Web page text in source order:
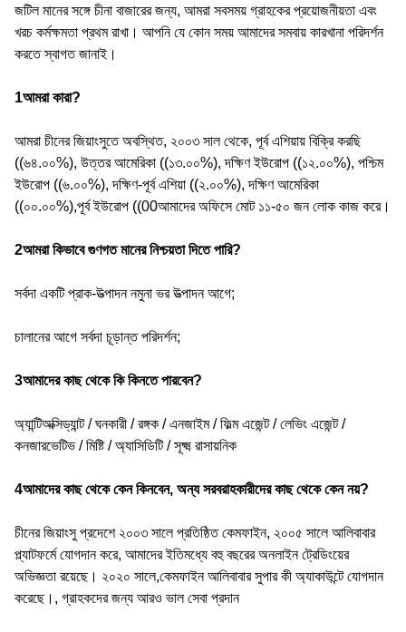
জটিল মানের সঙ্গে চীনা বাজারের জন্য, আমরা সবসময় গ্রাহকের প্রয়োজনীয়তা এবং
খরচ কর্মক্ষমতা প্রথম রাখা। আপনি যে কোন সময় আমাদের সমবায় কারখানা পরিদর্শন
করতে স্বাগত জানাই।
1আমরা কারা?
আমরা চীনের জিয়াংসুতে অবস্থিত, ২০০৩ সাল থেকে, পূর্ব এশিয়ায় বিক্রি করছি
((৬৪.০০%), উত্তর আমেরিকা ((১৩.০০%), দক্ষিণ ইউরোপ ((১২.০০%), পশ্চিম
ইউরোপ ((৬.০০%), দক্ষিণ-পূর্ব এশিয়া ((২.০০%), দক্ষিণ আমেরিকা
((০০.০০%),পূর্ব ইউরোপ ((00আমাদের অফিসে মোট ১১-৫০ জন লোক কাজ করে।
2আমরা কিভাবে গুণগত মানের নিশ্চয়তা দিতে পারি?
সর্বদা একটি প্রাক-উত্পাদন নমুনা ভর উত্পাদন আগে;
চালানের আগে সর্বদা চূড়ান্ত পরিদর্শন;
3আমাদের কাছ থেকে কি কিনতে পারবেন?
অ্যান্টিঅক্সিড্যান্ট / ঘনকারী / রঙ্গক / এনজাইম / ফিল্ম এজেন্ট / লেভিং এজেন্ট /
কনজারভেটিভ / মিষ্টি / অ্যাসিডিটি / সূক্ষ্ম রাসায়নিক
4আমাদের কাছ থেকে কেন কিনবেন, অন্য সরবরাহকারীদের কাছ থেকে কেন নয়?
চীনের জিয়াংসু প্রদেশে ২০০৩ সালে প্রতিষ্ঠিত কেমফাইন, ২০০৫ সালে আলিবাবার
প্ল্যাটফর্মে যোগদান করে, আমাদের ইতিমধ্যে বহু বছরের অনলাইন ট্রেডিংয়ের
অভিজ্ঞতা রয়েছে। ২০২০ সালে,কেমফাইন আলিবাবার সুপার কী অ্যাকাউন্টে যোগদান
করেছে।, গ্রাহকদের জন্য আরও ভাল সেবা প্রদান